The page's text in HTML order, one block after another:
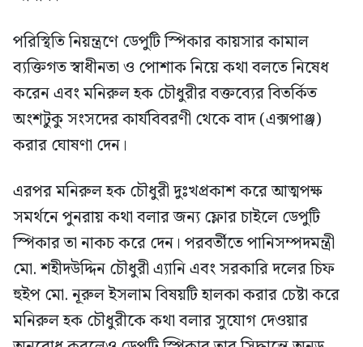
পরিস্থিতি নিয়ন্ত্রণে ডেপুটি স্পিকার কায়সার কামাল
ব্যক্তিগত স্বাধীনতা ও পোশাক নিয়ে কথা বলতে নিষেধ
করেন এবং মনিরুল হক চৌধুরীর বক্তব্যের বিতর্কিত
অংশটুকু সংসদের কার্যবিবরণী থেকে বাদ (এক্সপাঞ্জ)
করার ঘোষণা দেন।
এরপর মনিরুল হক চৌধুরী দুঃখপ্রকাশ করে আত্মপক্ষ
সমর্থনে পুনরায় কথা বলার জন্য ফ্লোর চাইলে ডেপুটি
স্পিকার তা নাকচ করে দেন। পরবর্তীতে পানিসম্পদমন্ত্রী
মো. শহীদউদ্দিন চৌধুরী এ্যানি এবং সরকারি দলের চিফ
হুইপ মো. নূরুল ইসলাম বিষয়টি হালকা করার চেষ্টা করে
মনিরুল হক চৌধুরীকে কথা বলার সুযোগ দেওয়ার